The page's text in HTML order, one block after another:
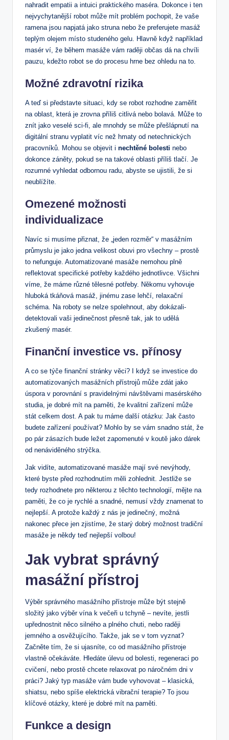
‌nahradit empatii a intuici​ praktického maséra. Dokonce i‌ ten
nejvychytanější robot může‌ mít‌ problém pochopit, že vaše
ramena jsou napjatá⁣ jako struna ‍nebo že preferujete masáž
teplým olejem⁣ místo studeného gelu. Hlavně když například
masér ⁢ví, že ⁣během masáže⁢ vám raději občas⁤ dá na chvíli
pauzu, kdežto robot se do ​procesu hrne bez ohledu na ​to. ⁤
Možné zdravotní rizika
A teď si představte⁢ situaci, kdy se robot rozhodne zaměřit
na⁢ oblast, která je zrovna ⁣příliš​ citlivá⁢ nebo⁣ bolavá. Může to​
znít jako veselé sci-fi, ale mnohdy se může přešlápnutí na
digitální ​stranu vyplatit víc než hmaty od netechnických
pracovníků. Mohou se objevit i nechtěné bolesti nebo ​
dokonce záněty,⁣ pokud se na takové oblasti ‍příliš tlačí. ‍Je
rozumné vyhledat odbornou radu, abyste se ujistili, že si
neublížíte.
Omezené⁣ možnosti
individualizace
Navíc ​si musíme ‌přiznat, že‍ „jeden rozměr“ v ‌masážním
průmyslu je jako jedna⁤ velikost obuvi pro ‍všechny – prostě
to nefunguje. Automatizované masáže nemohou plně
reflektovat specifické‍ potřeby ⁢každého jednotlivce. ⁣Všichni‌
víme, že máme různé tělesné potřeby. Někomu vyhovuje
hluboká tkáňová‍ masáž, jinému zase lehčí, relaxační
schéma. Na roboty se nelze spolehnout, aby ​dokázali-
detektovali ​vaši jedinečnost přesně tak, jak to ⁤udělá
zkušený masér.
Finanční investice ​vs. přínosy
A co​ se týče ⁢finanční stránky věci? I ⁤když se investice do‌
automatizovaných masážních přístrojů může zdát jako
úspora ​v porovnání ⁢s pravidelnými​ návštěvami masérského
studia, je dobré mít‍ na paměti, že​ kvalitní zařízení ⁤může
stát celkem dost. A pak tu máme další otázku: Jak často‌
budete ⁤zařízení​ používat?⁣ Mohlo by ⁢se vám snadno stát, že
⁢po pár‍ zásazích bude ležet zapomenuté v ‍koutě⁣ jako ‍dárek‍
od ‍nenáviděného ‍strýčka.
Jak‌ vidíte, automatizované ‍masáže mají své nevýhody,‌
které byste ⁣před rozhodnutím měli​ zohlednit. Jestliže se
⁢tedy rozhodnete pro některou ⁤z těchto⁢ technologií, ‌mějte na
paměti, že‍ co je ‌rychlé a snadné, nemusí vždy znamenat to
⁣nejlepší. A protože každý ⁣z ⁣nás ⁢je jedinečný, možná
nakonec přece ⁢jen zjistíme, že starý dobrý možnost tradiční
masáže je ⁢někdy teď nejlepší ​volbou!
Jak ⁢vybrat ‍správný ​
masážní přístroj
Výběr správného ⁤masážního ‌přístroje může ​být stejně⁣
složitý⁢ jako výběr vína k večeři​ u tchyně – ⁢nevíte, jestli
upřednostnit‌ něco silného a plného chuti,⁢ nebo raději
jemného a osvěžujícího. ⁣Takže, ⁢jak se v tom vyznat?
⁤Začněte‌ tím, že⁤ si ujasníte, co od masážního přístroje
‍vlastně očekáváte.⁣ Hledáte úlevu‌ od ​bolesti, regeneraci po
cvičení, nebo prostě chcete relaxovat po náročném ​dni v
práci?⁢ Jaký ‍typ masáže‌ vám bude ‌vyhovovat –⁢ klasická,
shiatsu, nebo spíše elektrická​ vibrační terapie?‌ To jsou
klíčové otázky, které ⁣je ​dobré mít na‌ paměti.
Funkce a design